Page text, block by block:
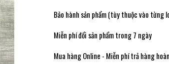
Bảo hành sản phẩm (tùy thuộc vào từng
Miễn phí đổi sản phẩm trong 7 ngày
Mua hàng Online - Miễn phí trả hàng